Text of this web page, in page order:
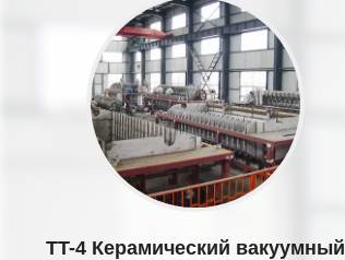
TT-4 Керамический вакуумный